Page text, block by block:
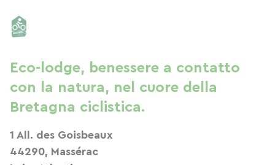
Eco-lodge, benessere a contatto
con la natura, nel cuore della
Bretagna ciclistica.
1 All. des Goisbeaux
44290, Massérac